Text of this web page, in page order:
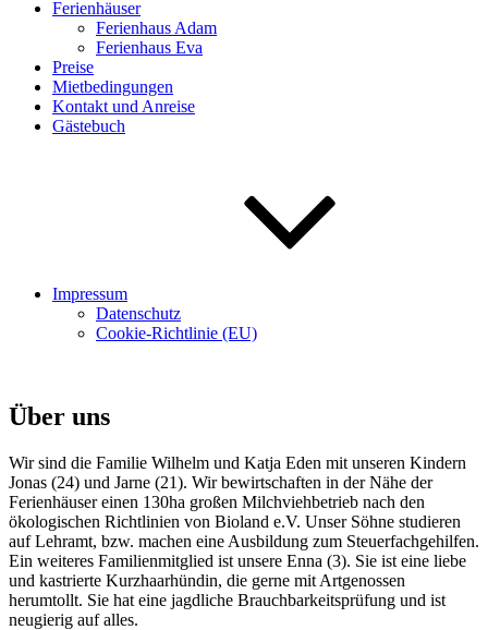
Ferienhäuser
Ferienhaus Adam
Ferienhaus Eva
Preise
Mietbedingungen
Kontakt und Anreise
Gästebuch
Impressum
Datenschutz
Cookie-Richtlinie (EU)
Über uns
Wir sind die Familie Wilhelm und Katja Eden mit unseren Kindern
Jonas (24) und Jarne (21). Wir bewirtschaften in der Nähe der
Ferienhäuser einen 130ha großen Milchviehbetrieb nach den
ökologischen Richtlinien von Bioland e.V. Unser Söhne studieren
auf Lehramt, bzw. machen eine Ausbildung zum Steuerfachgehilfen.
Ein weiteres Familienmitglied ist unsere Enna (3). Sie ist eine liebe
und kastrierte Kurzhaarhündin, die gerne mit Artgenossen
herumtollt. Sie hat eine jagdliche Brauchbarkeitsprüfung und ist
neugierig auf alles.